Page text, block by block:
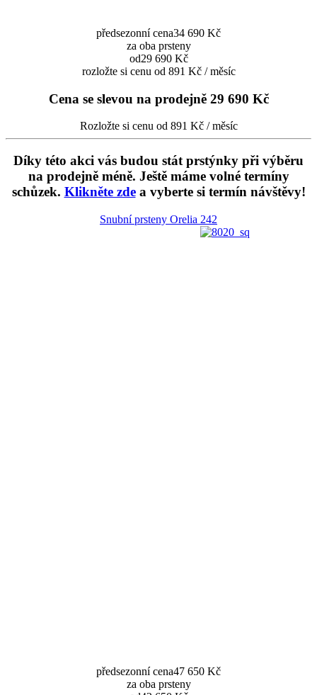
předsezonní cena34 690 Kč
za oba prsteny
od29 690 Kč
rozložte si cenu od 891 Kč / měsíc
Cena se slevou na prodejně 29 690 Kč
Rozložte si cenu od 891 Kč / měsíc
Díky této akci vás budou stát prstýnky při výběru
na prodejně méně. Ještě máme volné termíny
schůzek. Klikněte zdea vyberte si termín návštěvy!
Snubní prsteny Orelia 242
předsezonní cena47 650 Kč
za oba prsteny